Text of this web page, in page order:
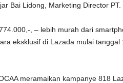
Bai Lidong, Marketing Director PT.
, – lebih murah dari
eksklusif di Lazada mulai
meramaikan kampanye 818